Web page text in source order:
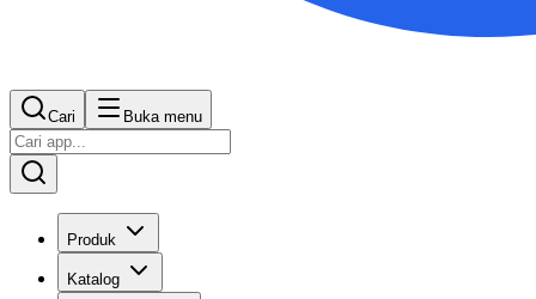
Cari Buka menu
Produk
Katalog